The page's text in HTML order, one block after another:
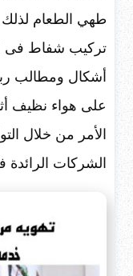
طهي الطعام لذلك
تركيب شفاط فى
أشكال ومطالب
على هواء نظيف
الأمر من خلال
الشركات